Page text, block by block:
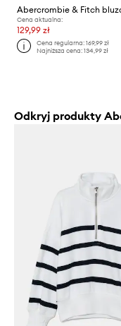
Abercrombie & Fitch
Cena aktualna:
129,99 zł
Cena regularna:169,99 zł
Najniższa cena:134,99 zł
Odkryj produkty